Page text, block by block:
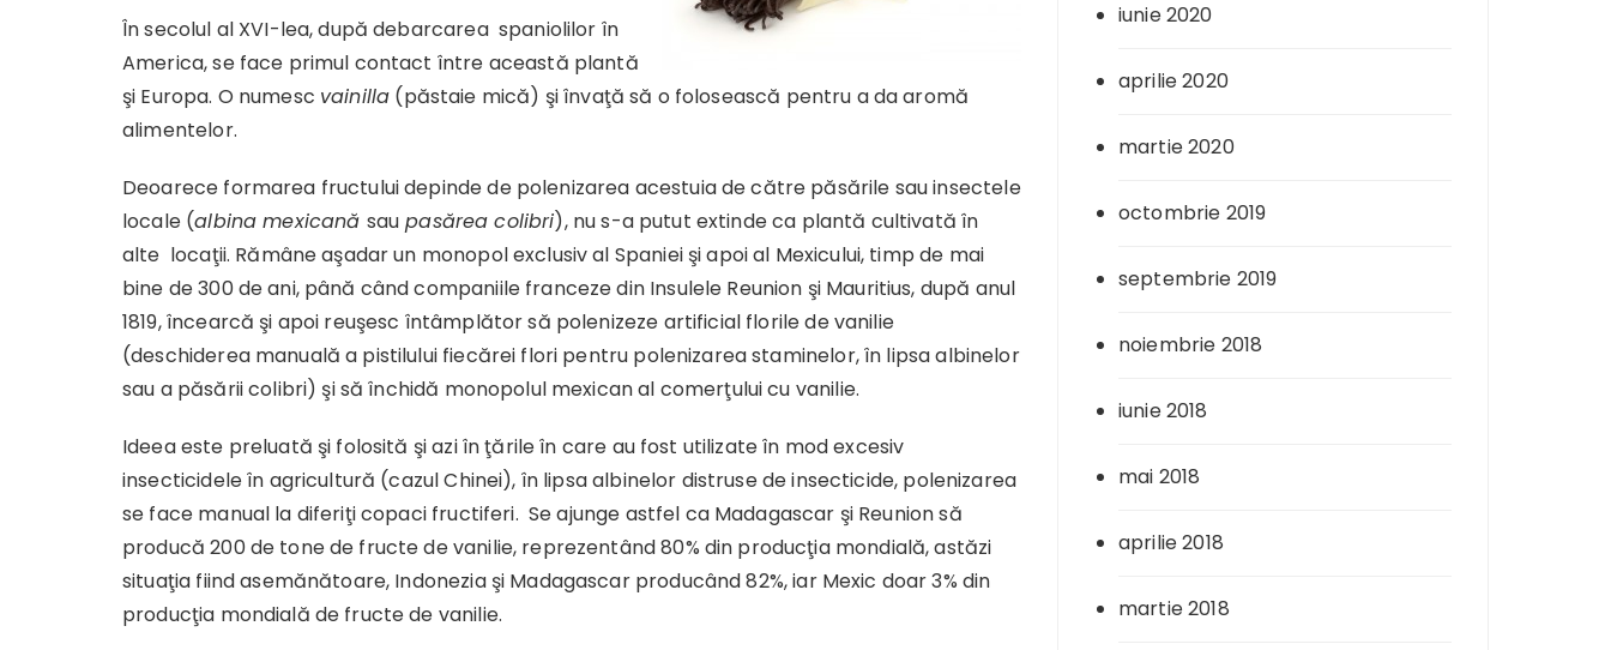
În secolul al XVI-lea, după debarcarea spaniolilor în
America, se face primul contact între această plantă
şi Europa. O numesc vainilla (păstaie mică) şi învaţă să o folosească pentru a da aromă
alimentelor.
Deoarece formarea fructului depinde de polenizarea acestuia de către păsările sau insectele
locale (albina mexicană sau pasărea colibri), nu s-a putut extinde ca plantă cultivată în
alte locaţii. Rămâne aşadar un monopol exclusiv al Spaniei şi apoi al Mexicului, timp de mai
bine de 300 de ani, până când companiile franceze din Insulele Reunion şi Mauritius, după anul
1819, încearcă şi apoi reuşesc întâmplător să polenizeze artificial florile de vanilie
(deschiderea manuală a pistilului fiecărei flori pentru polenizarea staminelor, în lipsa albinelor
sau a păsării colibri) şi să închidă monopolul mexican al comerţului cu vanilie.
Ideea este preluată şi folosită şi azi în ţările în care au fost utilizate în mod excesiv
insecticidele în agricultură (cazul Chinei), în lipsa albinelor distruse de insecticide, polenizarea
se face manual la diferiţi copaci fructiferi. Se ajunge astfel ca Madagascar şi Reunion să
producă 200 de tone de fructe de vanilie, reprezentând 80% din producţia mondială, astăzi
situaţia fiind asemănătoare, Indonezia şi Madagascar producând 82%, iar Mexic doar 3% din
producţia mondială de fructe de vanilie.
iunie 2020
aprilie 2020
martie 2020
octombrie 2019
septembrie 2019
noiembrie 2018
iunie 2018
mai 2018
aprilie 2018
martie 2018